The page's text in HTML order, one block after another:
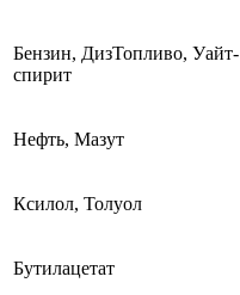
Бензин, ДизТопливо, Уайт-
спирит
Нефть, Мазут
Ксилол, Толуол
Бутилацетат